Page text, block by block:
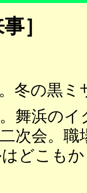
］
冬の黒ミ
舞浜のイ
次会。
どこも